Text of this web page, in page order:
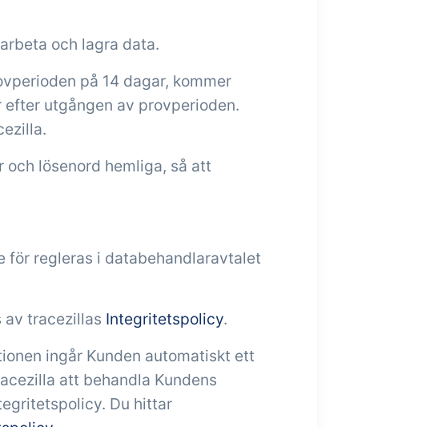
och lagra data.
på 14 dagar, kommer
utgången av provperioden.
lösenord hemliga, så att
för regleras i databehandlaravtalet
av tracezillas Integritetspolicy.
ingår Kunden automatiskt ett
att behandla Kundens
Du hittar